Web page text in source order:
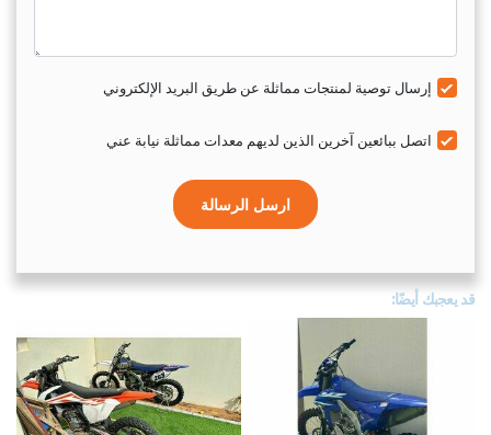
إرسال توصية لمنتجات مماثلة عن طريق البريد الإلكتروني
اتصل ببائعين آخرين الذين لديهم معدات مماثلة نيابة عني
ارسل الرسالة
قد يعجبك أيضًا: